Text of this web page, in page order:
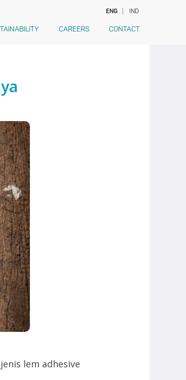
ENG IND
CAREERS CONTACT
lem adhesive